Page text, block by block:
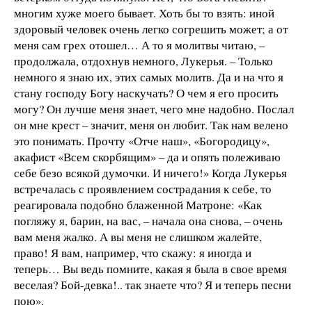
многим хуже моего бывает. Хоть бы то взять: иной
здоровый человек очень легко согрешить может; а от
меня сам грех отошел… А то я молитвы читаю, –
продолжала, отдохнув немного, Лукерья. – Только
немного я знаю их, этих самых молитв. Да и на что я
стану господу Богу наскучать? О чем я его просить
могу? Он лучше меня знает, чего мне надобно. Послал
он мне крест – значит, меня он любит. Так нам велено
это понимать. Прочту «Отче наш», «Богородицу»,
акафист «Всем скорбящим» – да и опять полеживаю
себе безо всякой думочки. И ничего!» Когда Лукерья
встречалась с проявлением сострадания к себе, то
реагировала подобно блаженной Матроне: «Как
погляжу я, барин, на вас, – начала она снова, – очень
вам меня жалко. А вы меня не слишком жалейте,
право! Я вам, например, что скажу: я иногда и
теперь… Вы ведь помните, какая я была в свое время
веселая? Бой-девка!.. так знаете что? Я и теперь песни
пою».